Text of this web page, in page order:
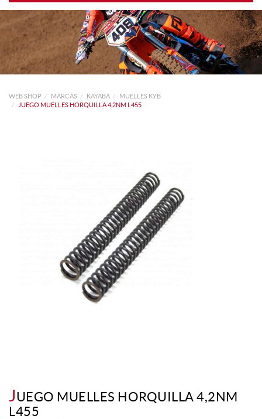
WEB SHOP MARCAS KAYABA
MUELLES KYB
JUEGO MUELLES HORQUILLA 4,2NM L455
JUEGO MUELLES HORQUILLA 4,2NM
L455